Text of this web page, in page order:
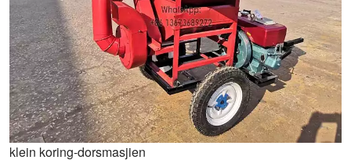
klein koring-dorsmasjien